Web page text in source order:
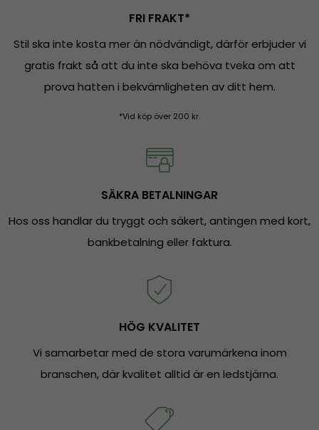
FRI FRAKT*
Stil ska inte kosta mer än nödvändigt, därför erbjuder vi
gratis frakt så att du inte ska behöva tveka om att
prova hatten i bekvämligheten av ditt hem.
*Vid köp över 200 kr.
SÄKRA BETALNINGAR
Hos oss handlar du tryggt och säkert, antingen med kort,
bankbetalning eller faktura.
HÖG KVALITET
Vi samarbetar med de stora varumärkena inom
branschen, där kvalitet alltid är en ledstjärna.